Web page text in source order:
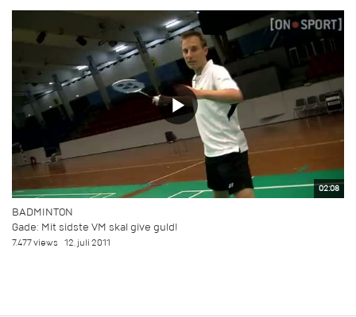
02:08
BADMINTON
Gade: Mit sidste VM skal give guld!
7.477 views 12. juli 2011